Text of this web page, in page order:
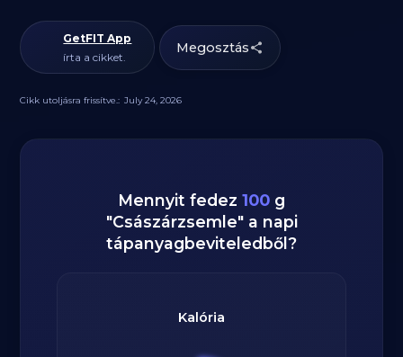
GetFIT App
írta a cikket.
Megosztás
Cikk utoljásra frissítve.: July 24, 2026
Mennyit fedez 100 g
"Császárzsemle" a napi
tápanyagbeviteledből?
Kalória